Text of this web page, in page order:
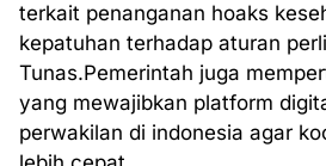
terkait penanganan hoaks
kepatuhan terhadap aturan
Tunas.Pemerintah juga
yang mewajibkan platform
perwakilan di indonesia agar